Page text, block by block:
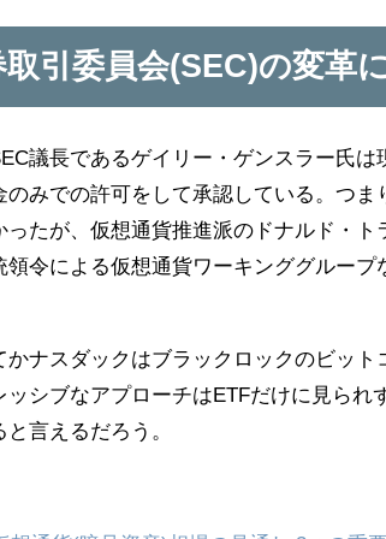
引委員会(SEC)の変革
議長であるゲイリー・ゲンスラー氏
のみでの許可をして承認している。つ
ったが、仮想通貨推進派のドナルド・
領令による仮想通貨ワーキンググルー
かナスダックはブラックロックのビット
ッシブなアプローチはETFだけに見ら
言えるだろう。